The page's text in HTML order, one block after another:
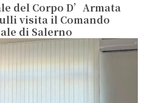
del Corpo D’Armata
visita il Comando
di Salerno